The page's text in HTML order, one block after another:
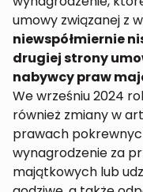
umowy związanej z
niewspółmiernie
drugiej strony
nabywcy praw
We wrześniu 2024
również zmiany w
prawach
wynagrodzenie za
majątkowych lub